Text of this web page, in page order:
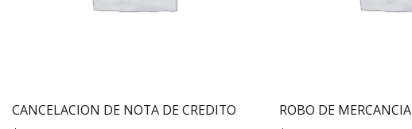
CANCELACION DE NOTA DE CREDITO ROBO DE MERCANCIA